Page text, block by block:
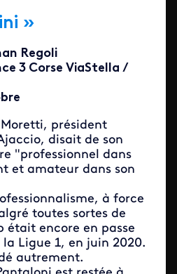
»
Regoli
3 Corse ViaStella /
président
disait de son
"professionnel dans
et amateur dans son
à force
toutes sortes de
était encore en passe
Ligue 1, en juin 2020.
autrement.